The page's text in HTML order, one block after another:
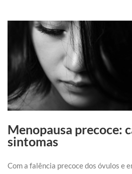
Menopausa precoce:
sintomas
Com a falência precoce dos óvulos e